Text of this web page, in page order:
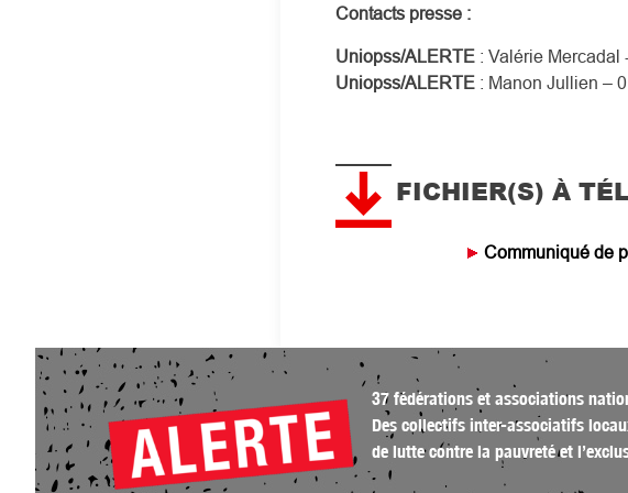
Contacts presse :
Uniopss/ALERTE : Valérie
Uniopss/ALERTE : Manon Jullien –
FICHIER(S) À
Communiqué de
37 fédérations et associations
Des collectifs inter-associatifs
de lutte contre la pauvreté et